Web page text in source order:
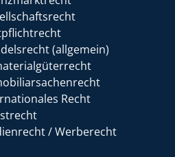
(allgemein)
Recht
/ Werberecht